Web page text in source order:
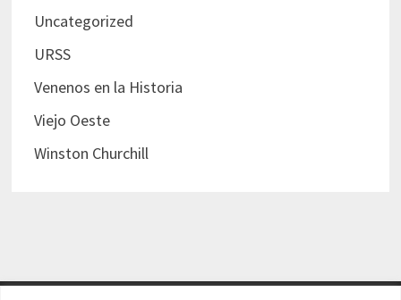
Uncategorized
URSS
Venenos en la Historia
Viejo Oeste
Winston Churchill